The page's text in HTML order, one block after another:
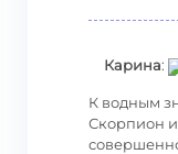
Карина:
К водным
Скорпион